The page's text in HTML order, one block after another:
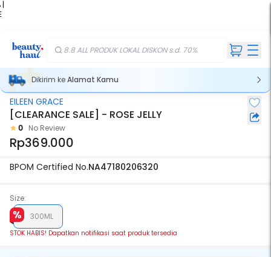
|
8.8 ALL PRODUK LOKAL DISKON s.d. 70%
Dikirim keAlamat Kamu
Stok Habis
EILEEN GRACE
[CLEARANCE SALE] - ROSE JELLY
0 No Review
Rp369.000
BPOM Certified No.NA47180206320
Size:
300ML
STOK HABIS! Dapatkan notifikasi saat produk tersedia